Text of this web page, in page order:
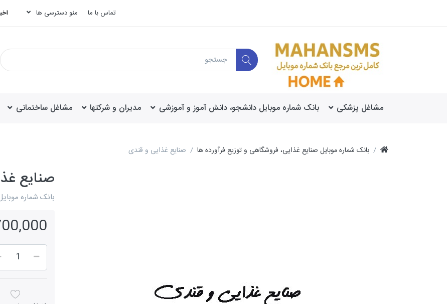
تماس با ما منو دسترسی ها
مشاغل پزشکی بانک شماره موبایل دانشجو، دانش آموز و آموزشی مدیران و شرکتها مشاغل ساختمانی
بانک شماره موبایل صنایع غذایی، فروشگاهی و توزیع فرآورده ها صنایع غذایی و قندی
صنایع
بانک شماره
2,700,000